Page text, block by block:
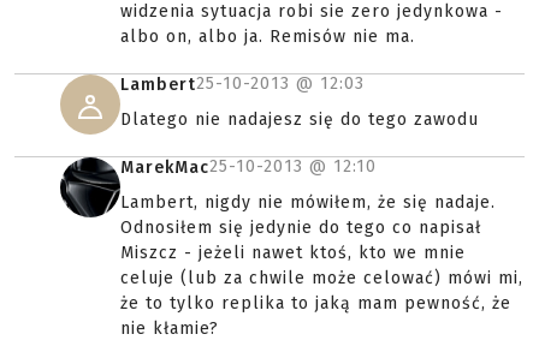
widzenia sytuacja robi sie zero jedynkowa -
albo on, albo ja. Remisów nie ma.
Lambert25-10-2013 @ 12:03
Dlatego nie nadajesz się do tego zawodu
MarekMac25-10-2013 @ 12:10
Lambert, nigdy nie mówiłem, że się nadaje.
Odnosiłem się jedynie do tego co napisał
Miszcz - jeżeli nawet ktoś, kto we mnie
celuje (lub za chwile może celować) mówi mi,
że to tylko replika to jaką mam pewność, że
nie kłamie?